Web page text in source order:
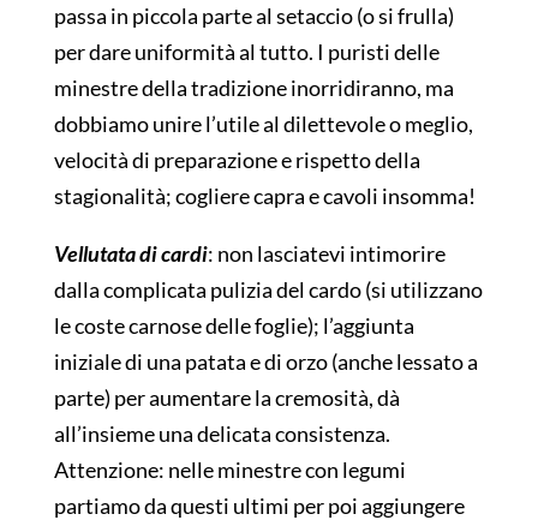
passa in piccola parte al setaccio (o si frulla)
per dare uniformità al tutto. I puristi delle
minestre della tradizione inorridiranno, ma
dobbiamo unire l’utile al dilettevole o meglio,
velocità di preparazione e rispetto della
stagionalità; cogliere capra e cavoli insomma!
Vellutata di cardi: non lasciatevi intimorire
dalla complicata pulizia del cardo (si utilizzano
le coste carnose delle foglie); l’aggiunta
iniziale di una patata e di orzo (anche lessato a
parte) per aumentare la cremosità, dà
all’insieme una delicata consistenza.
Attenzione: nelle minestre con legumi
partiamo da questi ultimi per poi aggiungere